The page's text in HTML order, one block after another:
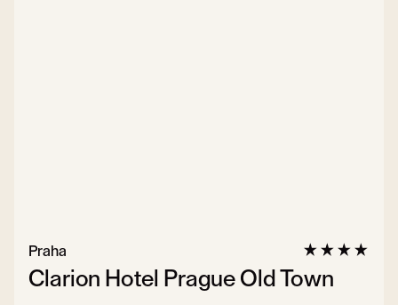
Clarion Hotel Prague Old Town
Praha